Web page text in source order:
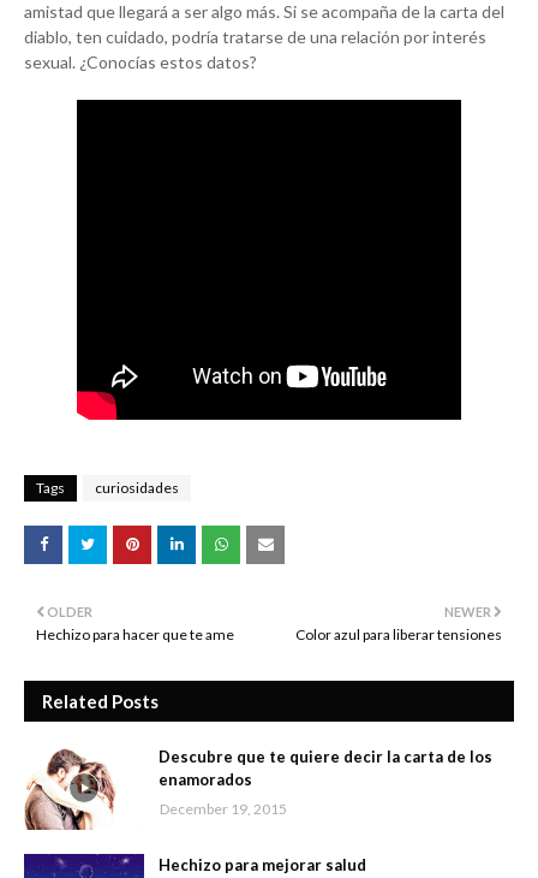
amistad que llegará a ser algo más. Si se acompaña de la carta del
diablo, ten cuidado, podría tratarse de una relación por interés
sexual. ¿Conocías estos datos?
Tags curiosidades
NEWER
Color azul para liberar tensiones
OLDER
Hechizo para hacer que te ame
Related Posts
Descubre que te quiere decir la carta de los
enamorados
December 19, 2015
Hechizo para mejorar salud